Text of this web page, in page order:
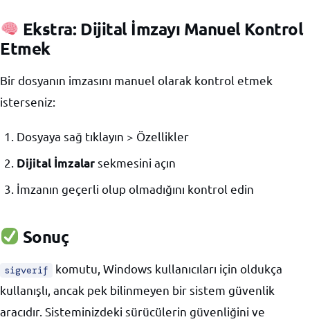
Ekstra: Dijital İmzayı Manuel Kontrol
Etmek
Bir dosyanın imzasını manuel olarak kontrol etmek
isterseniz:
Dosyaya sağ tıklayın > Özellikler
Dijital İmzalarsekmesini açın
İmzanın geçerli olup olmadığını kontrol edin
Sonuç
sigverif
komutu, Windows kullanıcıları için oldukça
kullanışlı, ancak pek bilinmeyen bir sistem güvenlik
aracıdır. Sisteminizdeki sürücülerin güvenliğini ve